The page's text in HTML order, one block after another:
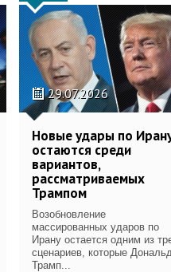
29.07.2026
Новые удары по
остаются среди
вариантов,
рассматриваемых
Трампом
Возобновление
массированных ударов по
Ирану остается одним из
сценариев, которые
Трамп...